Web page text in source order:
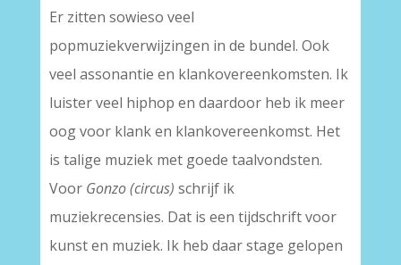
Er zitten sowieso veel
popmuziekverwijzingen in de bundel. Ook
veel assonantie en klankovereenkomsten. Ik
luister veel hiphop en daardoor heb ik meer
oog voor klank en klankovereenkomst. Het
is talige muziek met goede taalvondsten.
Voor Gonzo (circus) schrijf ik
muziekrecensies. Dat is een tijdschrift voor
kunst en muziek. Ik heb daar stage gelopen